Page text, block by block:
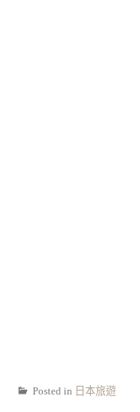
Posted in 日本旅遊